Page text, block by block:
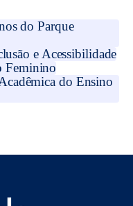
do Parque
e Acessibilidade
Feminino
do Ensino